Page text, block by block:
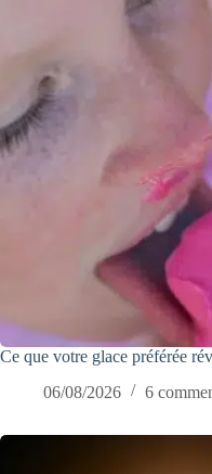
Ce que votre glace préférée
06/08/2026
6